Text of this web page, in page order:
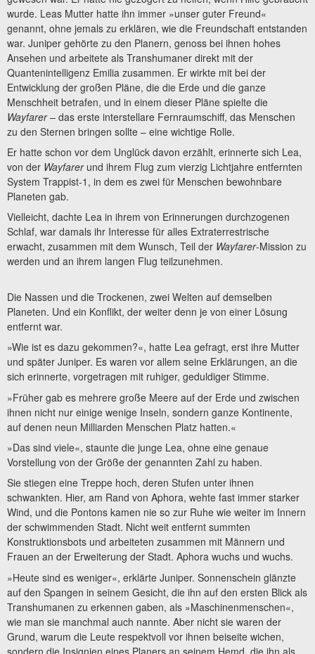
wurde. Leas Mutter hatte ihn immer »unser guter Freund«
genannt, ohne jemals zu erklären, wie die Freundschaft entstanden
war. Juniper gehörte zu den Planern, genoss bei ihnen hohes
Ansehen und arbeitete als Transhumaner direkt mit der
Quantenintelligenz Emilia zusammen. Er wirkte mit bei der
Entwicklung der großen Pläne, die die Erde und die ganze
Menschheit betrafen, und in einem dieser Pläne spielte die
Wayfarer– das erste interstellare Fernraumschiff, das Menschen
zu den Sternen bringen sollte – eine wichtige Rolle.
Er hatte schon vor dem Unglück davon erzählt, erinnerte sich Lea,
von der Wayfarer und ihrem Flug zum vierzig Lichtjahre entfernten
System Trappist-1, in dem es zwei für Menschen bewohnbare
Planeten gab.
Vielleicht, dachte Lea in ihrem von Erinnerungen durchzogenen
Schlaf, war damals ihr Interesse für alles Extraterrestrische
erwacht, zusammen mit dem Wunsch, Teil der Wayfarer-Mission zu
werden und an ihrem langen Flug teilzunehmen.
Die Nassen und die Trockenen, zwei Welten auf demselben
Planeten. Und ein Konflikt, der weiter denn je von einer Lösung
entfernt war.
»Wie ist es dazu gekommen?«, hatte Lea gefragt, erst ihre Mutter
und später Juniper. Es waren vor allem seine Erklärungen, an die
sich erinnerte, vorgetragen mit ruhiger, geduldiger Stimme.
»Früher gab es mehrere große Meere auf der Erde und zwischen
ihnen nicht nur einige wenige Inseln, sondern ganze Kontinente,
auf denen neun Milliarden Menschen Platz hatten.«
»Das sind viele«, staunte die junge Lea, ohne eine genaue
Vorstellung von der Größe der genannten Zahl zu haben.
Sie stiegen eine Treppe hoch, deren Stufen unter ihnen
schwankten. Hier, am Rand von Aphora, wehte fast immer starker
Wind, und die Pontons kamen nie so zur Ruhe wie weiter im Innern
der schwimmenden Stadt. Nicht weit entfernt summten
Konstruktionsbots und arbeiteten zusammen mit Männern und
Frauen an der Erweiterung der Stadt. Aphora wuchs und wuchs.
»Heute sind es weniger«, erklärte Juniper. Sonnenschein glänzte
auf den Spangen in seinem Gesicht, die ihn auf den ersten Blick als
Transhumanen zu erkennen gaben, als »Maschinenmenschen«,
wie man sie manchmal auch nannte. Aber nicht sie waren der
Grund, warum die Leute respektvoll vor ihnen beiseite wichen,
sondern die Insignien eines Planers an seinem Hemd, die ihn als